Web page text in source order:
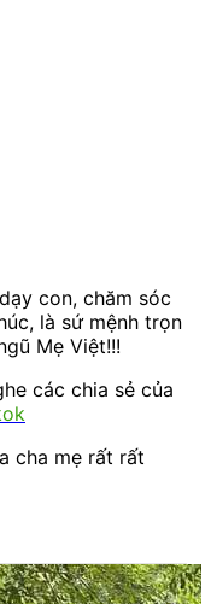
con, chăm sóc
là sứ mệnh trọn
Mẹ Việt!!!
các chia sẻ của
cha mẹ rất rất